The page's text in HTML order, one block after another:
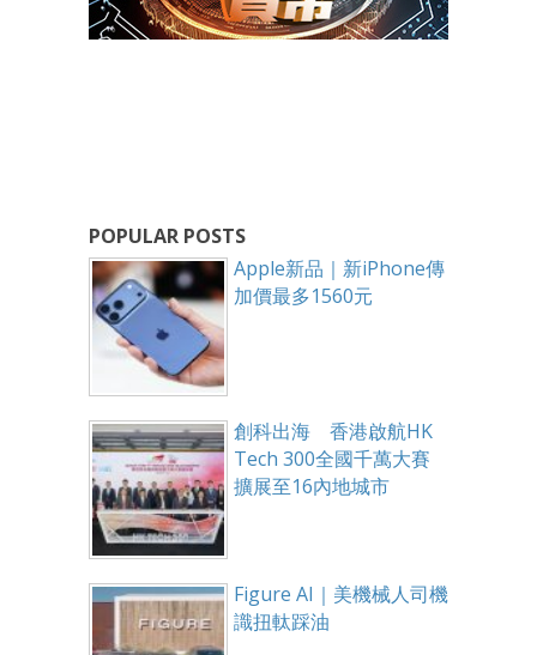
POPULAR POSTS
Apple新品｜新iPhone傳
加價最多1560元
創科出海 香港啟航HK
Tech 300全國千萬大賽
擴展至16內地城市
Figure AI｜美機械人司機
識扭軚踩油